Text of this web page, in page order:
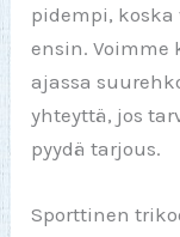
pidempi,
ensin.
ajassa
yhteyttä, jos
pyydä tarjous.
Sporttinen